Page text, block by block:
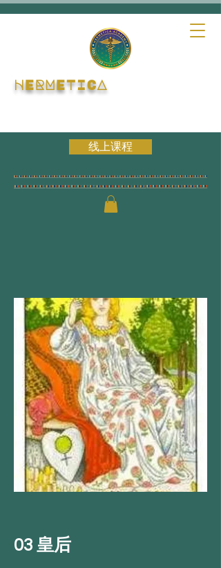
HERMETICA
线上课程
03 皇后